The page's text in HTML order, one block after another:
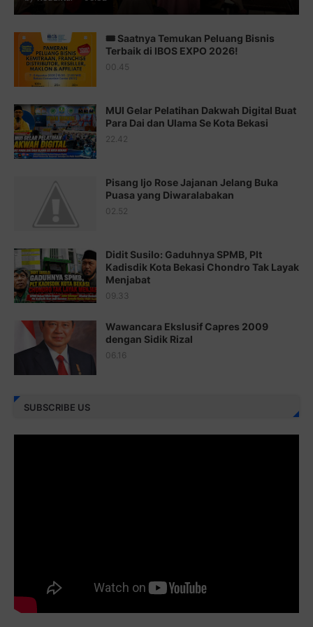
Juz 13 ⇨http://j.mp/2bFTiKQ
Juz 14 ⇨http://j.mp/2b8SUTA
Juz 15 ⇨http://j.mp/2bFRQIM
Juz 17 ⇨http://j.mp/2brHsFz
Juz 18 ⇨http://j.mp/2b8SCfc
http://j.mp/2bFSq95
http://j.mp/2brI1zc
Juz 22 ⇨http://j.mp/2bFRxNP
Juz 23 ⇨http://j.mp/2brItxm
Juz 25 ⇨ http://j.mp/2brImlf
Juz 26 ⇨http://j.mp/2bFRHF2
🎟️ Saatnya Temukan Peluang Bisnis
Terbaik di IBOS EXPO 2026!
00.45
MUI Gelar Pelatihan Dakwah Digital Buat
Para Dai dan Ulama Se Kota Bekasi
22.42
Pisang Ijo Rose Jajanan Jelang Buka
Puasa yang Diwaralabakan
02.52
Didit Susilo: Gaduhnya SPMB, Plt
Kadisdik Kota Bekasi Chondro Tak Layak
Menjabat
09.33
Wawancara Ekslusif Capres 2009
dengan Sidik Rizal
06.16
SUBSCRIBE US